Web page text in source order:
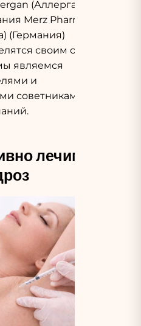
(Аллерган)
Merz Pharma
(Германия)
своим опытом.
являемся
и
советниками
лечим